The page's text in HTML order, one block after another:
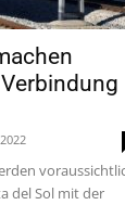
del Sol mit der